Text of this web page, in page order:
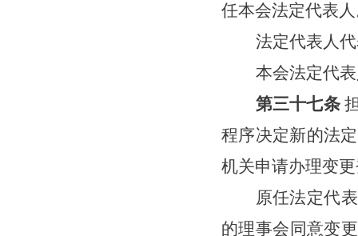
任本会法定代表
法定代表人
本会法定代
第三十七条
程序决定新的法
机关申请办理变
原任法定代
的理事会同意变